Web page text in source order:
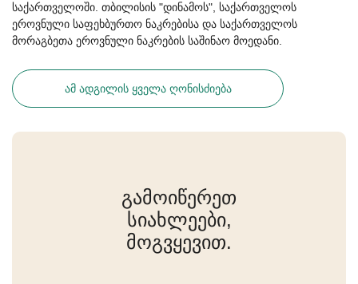
საქართველოში. თბილისის "დინამოს", საქართველოს
ეროვნული საფეხბურთო ნაკრებისა და საქართველოს
მორაგბეთა ეროვნული ნაკრების საშინაო მოედანი.
ᲐᲛ ᲐᲓᲒᲘᲚᲘᲡ ᲧᲕᲔᲚᲐ ᲦᲝᲜᲘᲡᲫᲘᲔᲑᲐ
გამოიწერეთ
სიახლეები,
მოგვყევით.